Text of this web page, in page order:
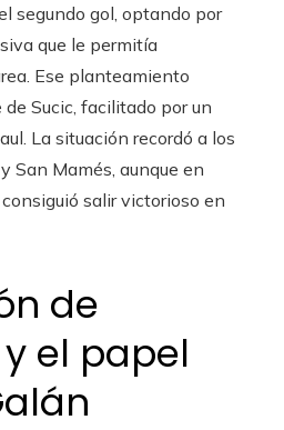
segundo gol, optando por
que le permitía
Ese planteamiento
Sucic, facilitado por un
La situación recordó a los
San Mamés, aunque en
salir victorioso en
de
el papel